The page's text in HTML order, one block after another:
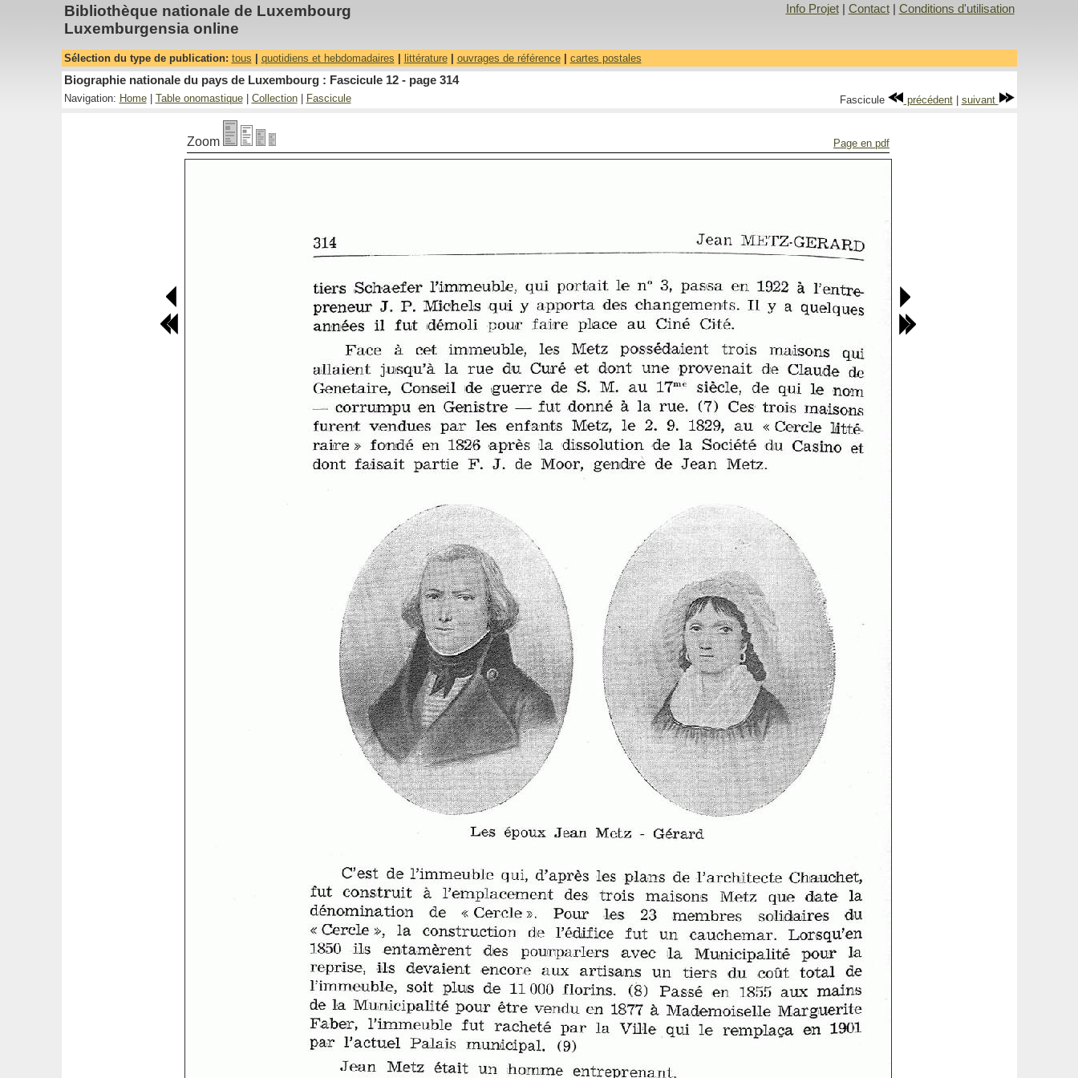
Bibliothèque nationale de Luxembourg
Luxemburgensia online
Info Projet| Contact| Conditions d'utilisation
Sélection du type de publication: tous quotidiens et hebdomadaires littérature| ouvrages de référence| cartes postales
Biographie nationale du pays de Luxembourg : Fascicule 12 - page 314
Navigation: Home| Table onomastique| Collection| Fascicule Fascicule précédent| suivant
Zoom Page en pdf